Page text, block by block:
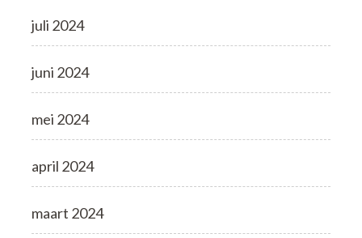
juli 2024
juni 2024
mei 2024
april 2024
maart 2024